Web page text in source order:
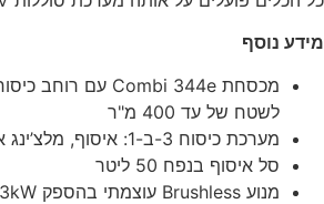
מידע נוסף
לשטח של עד 400 מ"ר
מערכת כיסוח 3-ב-1: איסוף, מלצ’ינג או פליטה אחורית
סל איסוף בנפח 50 ליטר
מנוע Brushless עוצמתי בהספק 1.3kW